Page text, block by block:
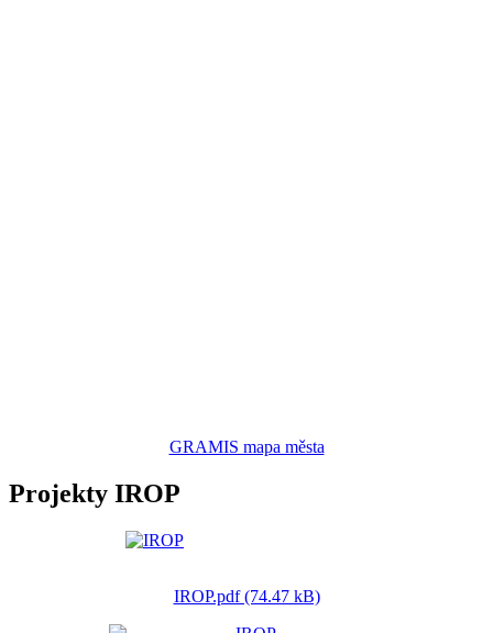
GRAMIS mapa města
Projekty IROP
IROP.pdf (74.47 kB)